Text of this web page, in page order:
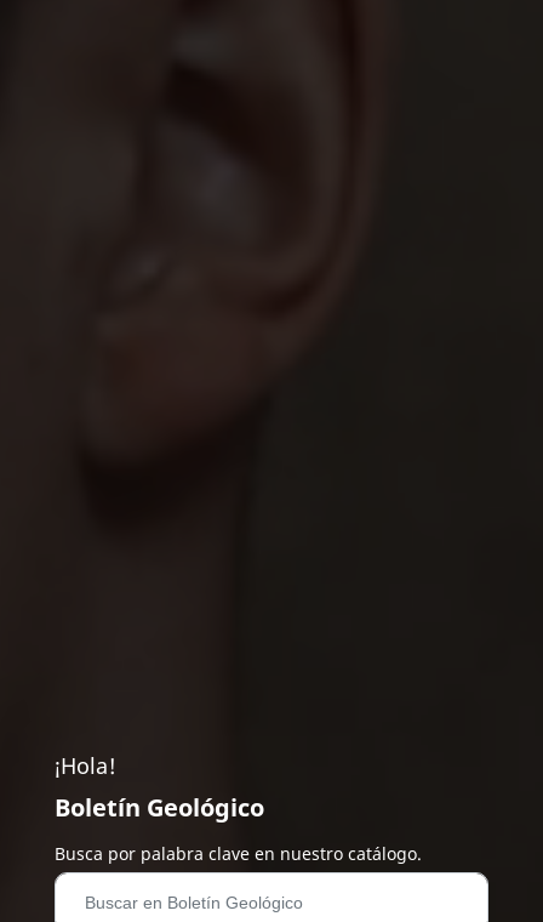
¡Hola!
Boletín Geológico
Busca por palabra clave en nuestro catálogo.